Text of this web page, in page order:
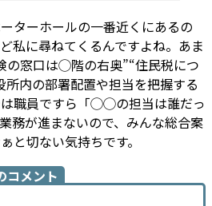
ターホールの一番近くにあるの
私に尋ねてくるんですよね。あま
の窓口は◯階の右奥”“住民税につ
内の部署配置や担当を把握する
職員ですら「◯◯の担当は誰だっ
務が進まないので、みんな総合案
と切ない気持ちです。
コメント